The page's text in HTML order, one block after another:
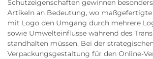
Schutzeigenschaften gewinnen
Artikeln an Bedeutung, wo
mit Logo den Umgang durch mehrere
sowie Umwelteinflüsse während des
standhalten müssen. Bei der
Verpackungsgestaltung für den Online-